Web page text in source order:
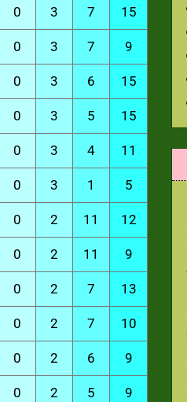
0 3 7 15
0 3 7 9
0 3 6 15
0 3 5 15
0 3 4 11
0 3 1 5
0 2 11 12
0 2 11 9
0 2 7 13
0 2 7 10
0 2 6 9
0 2 5 9